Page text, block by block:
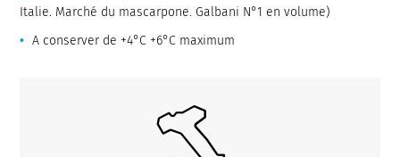
Italie. Marché du mascarpone. Galbani N°1 en volume)
A conserver de +4°C +6°C maximum